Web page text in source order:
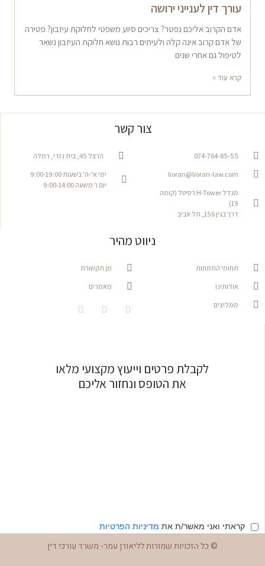
עורך דין לענייני ירושה
אדם הקרוב אליכם נפטר? צריכים סיוע משפטי לחלוקת עיזבון? פטירה
של אדם קרוב אינה קלה ולעיתים רבות נושא חלוקת העיזבון נשאר
לטיפול גם אחרי שנים
קרא עוד »
צור קשר
074-764-85-55
lioran@lioran-law.com
מגדל H-Tower רסיטל (קומה
19)
דרך בגין 156, תל אביב
הרצל 45, בית נזרי, רמלה
ימי א'-ה' בשעות 9:00-19:00
יום ו' משעה 9:00-14:00
ניווט מהיר
תחומי התמחות
אודותינו
ממליצים
מן תקשורת
מאמרים
לקבלת פרטים וייעוץ מקצועי מלאו
את הטופס ונחזור אליכם
קראתי ואני מאשר/ת את מדיניות הפרטיות
© כל הזכויות שמורות לליאורן עמר- משרד עורכי דין